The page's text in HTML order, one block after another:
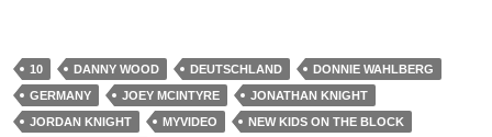
10 DANNY WOOD DEUTSCHLAND
DONNIE WAHLBERG
GERMANY
JOEY MCINTYRE
JONATHAN KNIGHT
JORDAN KNIGHT
MYVIDEO
NEW KIDS ON THE BLOCK